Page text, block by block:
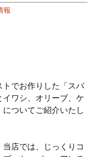
報
でお作りした「スパ
ワシ、オリーブ、ケ
ついてご紹介いたし
当店では、じっくりコ